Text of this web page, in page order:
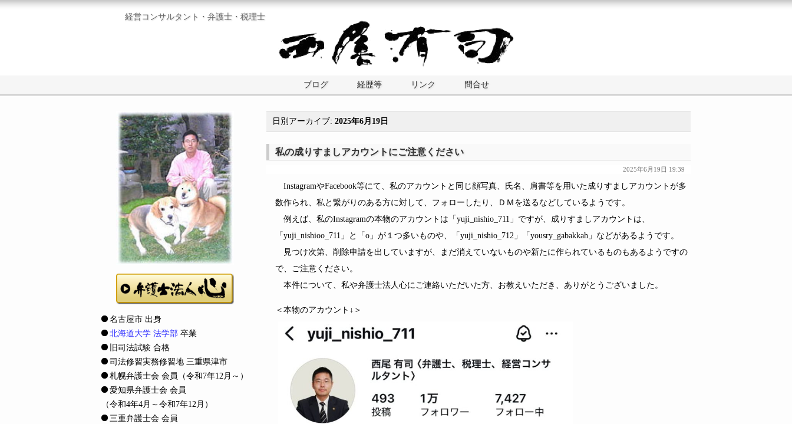
経営コンサルタント・弁護士・税理士
ブログ 経歴等 リンク 問合せ
日別アーカイブ: 2025年6月19日
私の成りすましアカウントにご注意ください
2025年6月19日 19:39
InstagramやFacebook等にて、私のアカウントと同じ顔写真、氏名、肩書等を用いた成りすましアカウントが多
数作られ、私と繋がりのある方に対して、フォローしたり、ＤＭを送るなどしているようです。
例えば、私のInstagramの本物のアカウントは「yuji_nishio_711」ですが、成りすましアカウントは、
「yuji_nishioo_711」と「o」が１つ多いものや、「yuji_nishio_712」「yousry_gabakkah」などがあるようです。
見つけ次第、削除申請を出していますが、まだ消えていないものや新たに作られているものもあるようですの
で、ご注意ください。
本件について、私や弁護士法人心にご連絡いただいた方、お教えいただき、ありがとうございました。
＜本物のアカウント↓＞
名古屋市 出身
北海道大学 法学部 卒業
旧司法試験 合格
司法修習実務修習地 三重県津市
札幌弁護士会 会員
（令和7年12月～）
愛知県弁護士会 会員
（令和4年4月～令和7年12月）
三重弁護士会 会員